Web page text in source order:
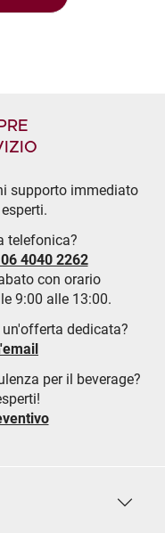
supporto immediato
telefonica?
4040 2262
con orario
9:00 alle 13:00.
dedicata?
per il beverage?